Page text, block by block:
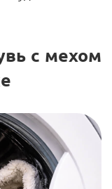
с мехом